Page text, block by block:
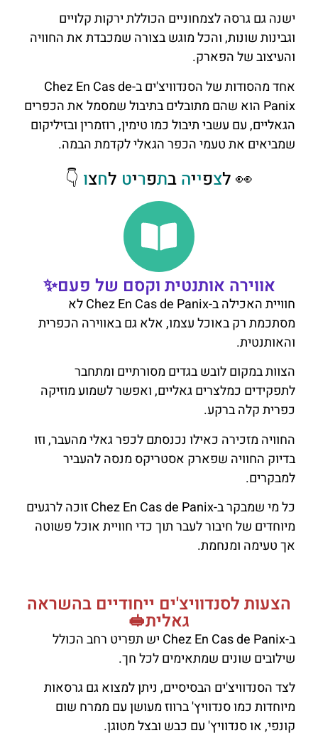
ישנה גם גרסה לצמחוניים הכוללת ירקות קלויים
וגבינות שונות, והכל מוגש בצורה שמכבדת את החוויה
והעיצוב של הפארק.
אחד מהסודות של הסנדוויצ'ים ב-Chez En Cas de
Panix הוא שהם מתובלים בתיבול שמסמל את הכפרים
הגאליים, עם עשבי תיבול כמו טימין, רוזמרין ובזיליקום
שמביאים את טעמי הכפר הגאלי לקדמת הבמה.
👀 לצפייה בתפריט לחצו 👇
אווירה אותנטית וקסם של פעם✨
חוויית האכילה ב-Chez En Cas de Panix לא
מסתכמת רק באוכל עצמו, אלא גם באווירה הכפרית
והאותנטית.
הצוות במקום לובש בגדים מסורתיים ומתחבר
לתפקידים כמלצרים גאליים, ואפשר לשמוע מוזיקה
כפרית קלה ברקע.
החוויה מזכירה כאילו נכנסתם לכפר גאלי מהעבר, וזו
בדיוק החוויה שפארק אסטריקס מנסה להעביר
למבקרים.
כל מי שמבקר ב-Chez En Cas de Panix זוכה לרגעים
מיוחדים של חיבור לעבר תוך כדי חוויית אוכל פשוטה
אך טעימה ומנחמת.
הצעות לסנדוויצ'ים ייחודיים בהשראה
גאלית🥪
ב-Chez En Cas de Panix יש תפריט רחב הכולל
שילובים שונים שמתאימים לכל חך.
לצד הסנדוויצ'ים הבסיסיים, ניתן למצוא גם גרסאות
מיוחדות כמו סנדוויץ' ברווז מעושן עם ממרח שום
קונפי, או סנדוויץ' עם כבש ובצל מטוגן.